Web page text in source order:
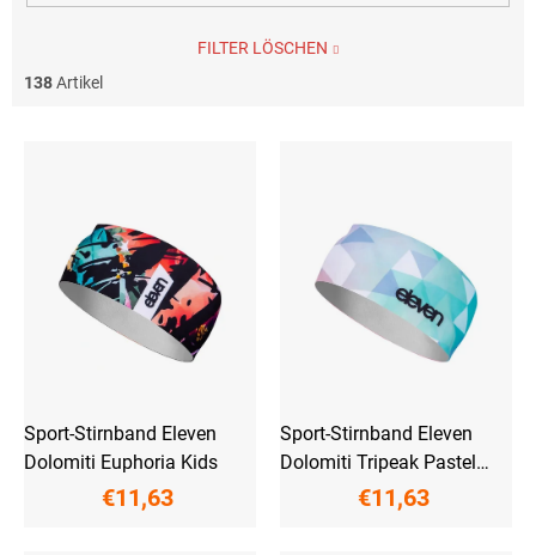
FILTER LÖSCHEN
138Artikel
Sport-Stirnband Eleven
Dolomiti Euphoria Kids
€11,63
Sport-Stirnband Eleven
Dolomiti Tripeak Pastel
€11,63